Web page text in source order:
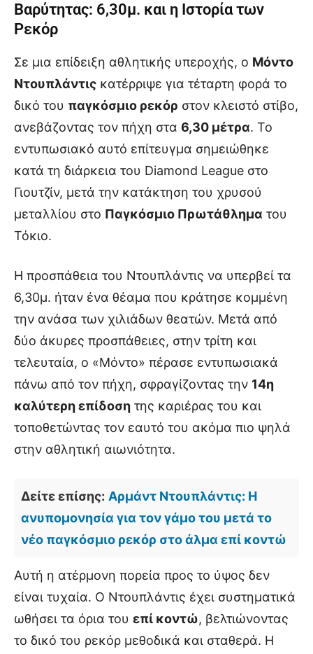
Βαρύτητας: 6,30μ. και η Ιστορία των
Ρεκόρ
Σε μια επίδειξη αθλητικής υπεροχής, ο Μόντο
Ντουπλάντις κατέρριψε για τέταρτη φορά το
δικό του παγκόσμιο ρεκόρ στον κλειστό στίβο,
ανεβάζοντας τον πήχη στα 6,30 μέτρα. Το
εντυπωσιακό αυτό επίτευγμα σημειώθηκε
κατά τη διάρκεια του Diamond League στο
Γιουτζίν, μετά την κατάκτηση του χρυσού
μεταλλίου στο Παγκόσμιο Πρωτάθλημα του
Τόκιο.
Η προσπάθεια του Ντουπλάντις να υπερβεί τα
6,30μ. ήταν ένα θέαμα που κράτησε κομμένη
την ανάσα των χιλιάδων θεατών. Μετά από
δύο άκυρες προσπάθειες, στην τρίτη και
τελευταία, ο «Μόντο» πέρασε εντυπωσιακά
πάνω από τον πήχη, σφραγίζοντας την 14η
καλύτερη επίδοση της καριέρας του και
τοποθετώντας τον εαυτό του ακόμα πιο ψηλά
στην αθλητική αιωνιότητα.
Δείτε επίσης: Αρμάντ Ντουπλάντις: Η
ανυπομονησία για τον γάμο του μετά το
νέο παγκόσμιο ρεκόρ στο άλμα επί κοντώ
Αυτή η ατέρμονη πορεία προς το ύψος δεν
είναι τυχαία. Ο Ντουπλάντις έχει συστηματικά
ωθήσει τα όρια του επί κοντώ, βελτιώνοντας
το δικό του ρεκόρ μεθοδικά και σταθερά. Η